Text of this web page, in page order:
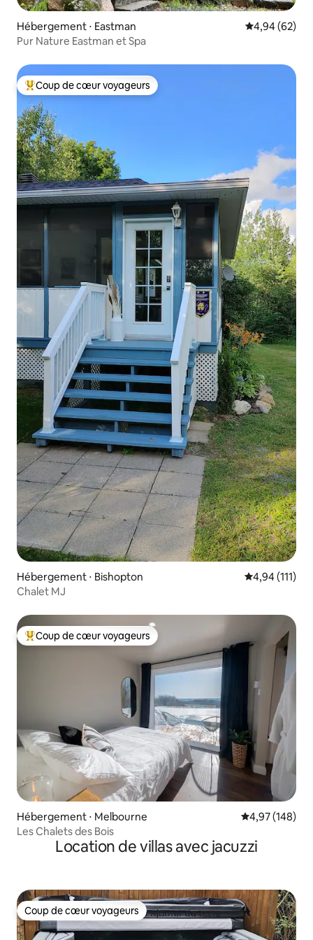
Hébergement ⋅ Eastman Évaluation
4,94 (62)
Pur Nature Eastman et Spa
Coups de cœur voyageurs les plus appréciés
Coup de cœur voyageurs
Hébergement ⋅ Bishopton Évaluation
4,94 (111)
Chalet MJ
Coups de cœur voyageurs les plus appréciés
Coup de cœur voyageurs
Hébergement ⋅ Melbourne Évaluation
4,97 (148)
Les Chalets des Bois
Location de villas avec jacuzzi
Coup de cœur voyageurs
Coup de cœur voyageurs